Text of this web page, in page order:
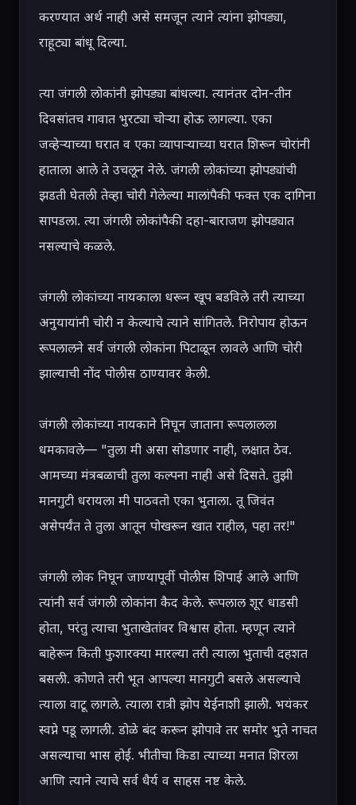
करण्यात अर्थ नाही असे समजून त्याने त्यांना झोपड्या,
राहूट्या बांधू दिल्या.
त्या जंगली लोकांनी झोपड्या बांधल्या. त्यानंतर दोन-तीन
दिवसांतच गावात भुरट्या चोऱ्या होऊ लागल्या. एका
जव्हेऱ्याच्या घरात व एका व्यापाऱ्याच्या घरात शिरून चोरांनी
हाताला आले ते उचलून नेले. जंगली लोकांच्या झोपड्यांची
झडती घेतली तेव्हा चोरी गेलेल्या मालांपैकी फक्त एक दागिना
सापडला. त्या जंगली लोकांपैकी दहा-बाराजण झोपड्यात
नसल्याचे कळले.
जंगली लोकांच्या नायकाला धरून खूप बडविले तरी त्याच्या
अनुयायांनी चोरी न केल्याचे त्याने सांगितले. निरोपाय होऊन
रूपलालने सर्व जंगली लोकांना पिटाळून लावले आणि चोरी
झाल्याची नोंद पोलीस ठाण्यावर केली.
जंगली लोकांच्या नायकाने निघून जाताना रूपलालला
धमकावले— "तुला मी असा सोडणार नाही, लक्षात ठेव.
आमच्या मंत्रबळाची तुला कल्पना नाही असे दिसते. तुझी
मानगुटी धरायला मी पाठवतो एका भुताला. तू जिवंत
असेपर्यंत ते तुला आतून पोखरून खात राहील, पहा तर!"
जंगली लोक निघून जाण्यापूर्वी पोलीस शिपाई आले आणि
त्यांनी सर्व जंगली लोकांना कैद केले. रूपलाल शूर धाडसी
होता, परंतु त्याचा भुताखेतांवर विश्वास होता. म्हणून त्याने
बाहेरून किती फुशारक्या मारल्या तरी त्याला भुताची दहशत
बसली. कोणते तरी भूत आपल्या मानगुटी बसले असल्याचे
त्याला वाटू लागले. त्याला रात्री झोप येईनाशी झाली. भयंकर
स्वप्ने पडू लागली. डोळे बंद करून झोपावे तर समोर भुते नाचत
असल्याचा भास होई. भीतीचा किडा त्याच्या मनात शिरला
आणि त्याने त्याचे सर्व धैर्य व साहस नष्ट केले.